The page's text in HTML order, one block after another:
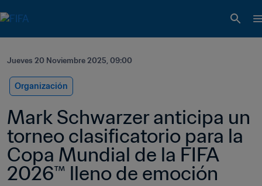
Jueves 20 Noviembre 2025, 09:00
Organización
Mark Schwarzer anticipa un
torneo clasificatorio para la
Copa Mundial de la FIFA
2026™ lleno de emoción